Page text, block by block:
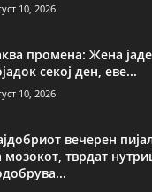
10, 2026
промена: Жена
секој ден, еве...
10, 2026
вечерен
мозокот, тврдат